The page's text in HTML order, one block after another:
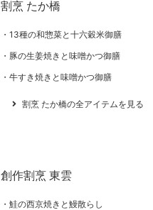
割烹 たか橋
13種の和惣菜と十六穀米御膳
豚の生姜焼きと味噌かつ御膳
牛すき焼きと味噌かつ御膳
割烹 たか橋の全アイテムを見る
創作割烹 東雲
鮭の西京焼きと鰻散らし